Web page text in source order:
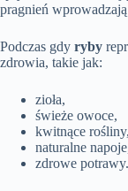
pragnień
Podczas gdy ryby
zdrowia, takie jak:
zioła,
świeże owoce,
kwitnące rośliny,
naturalne
zdrowe potrawy.